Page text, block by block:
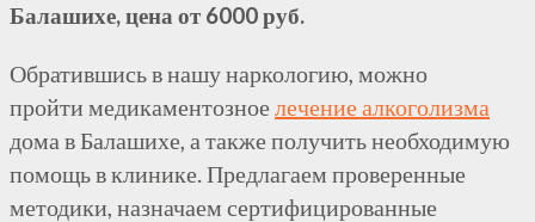
Балашихе, цена от 6000 руб.
Обратившись в нашу наркологию, можно
пройти медикаментозное лечение алкоголизма
дома в Балашихе, а также получить необходимую
помощь в клинике. Предлагаем проверенные
методики, назначаем сертифицированные